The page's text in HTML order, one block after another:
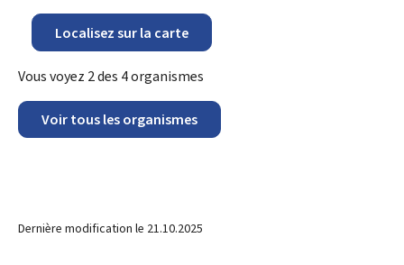
Localisez sur la carte
Vous voyez 2des 4organismes
Voir tous les organismes
Dernière modification le 21.10.2025